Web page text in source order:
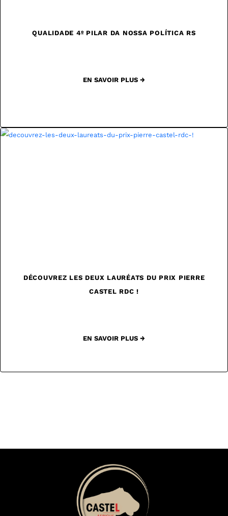
QUALIDADE 4º PILAR DA NOSSA POLÍTICA RS
EN SAVOIR PLUS →
DÉCOUVREZ LES DEUX LAURÉATS DU PRIX PIERRE
CASTEL RDC !
EN SAVOIR PLUS →